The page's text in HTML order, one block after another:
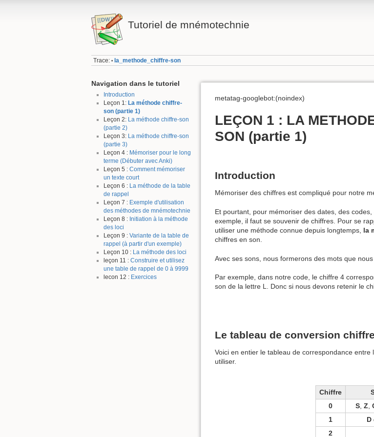
Tutoriel de mnémotechnie
Trace: • la_methode_chiffre-son
Navigation dans le tutoriel
Introduction
Leçon 1: La méthode chiffre-
son (partie 1)
Leçon 2: La méthode chiffre-son
(partie 2)
Leçon 3: La méthode chiffre-son
(partie 3)
Leçon 4 : Mémoriser pour le long
terme (Débuter avec Anki)
Leçon 5 : Comment mémoriser
un texte court
Leçon 6 : La méthode de la table
de rappel
Leçon 7 : Exemple d'utilisation
des méthodes de mnémotechnie
Leçon 8 : Initiation à la méthode
des loci
Leçon 9 : Variante de la table de
rappel (à partir d'un exemple)
Leçon 10 : La méthode des loci
leçon 11 : Construire et utilisez
une table de rappel de 0 à 9999
lecon 12 : Exercices
metatag-googlebot:(noindex)
LEÇON 1 : LA
SON (partie 1)
Introduction
Mémoriser des chiffres est compliqué pour notre
Et pourtant, pour mémoriser des dates, des
exemple, il faut se souvenir de chiffres. Pour se
utiliser une méthode connue depuis longtemps, la
chiffres en son.
Avec ses sons, nous formerons des mots que
Par exemple, dans notre code, le chiffre 4
son de la lettre L. Donc si nous devons retenir le
Le tableau de conversion
Voici en entier le tableau de correspondance
utiliser.
Chiffre
0
S ,Z ,
1
D
2